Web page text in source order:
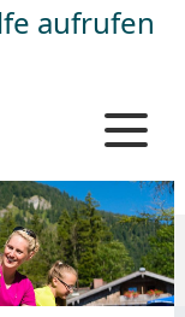
aufrufen